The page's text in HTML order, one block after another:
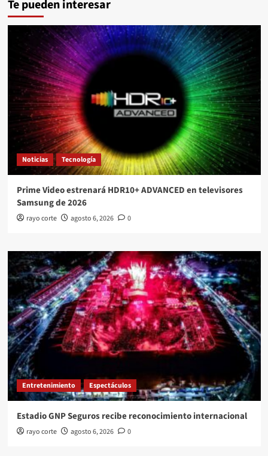
Te pueden interesar
Noticias Tecnología
Prime Video estrenará HDR10+ ADVANCED en televisores
Samsung de 2026
rayo corte agosto 6, 2026 0
Entretenimiento Espectáculos
Estadio GNP Seguros recibe reconocimiento internacional
rayo corte agosto 6, 2026 0